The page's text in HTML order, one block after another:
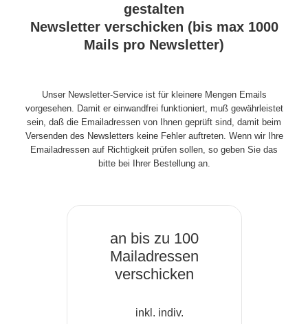
gestalten
Newsletter verschicken (bis max 1000
Mails pro Newsletter)
Unser Newsletter-Service ist für kleinere Mengen Emails
vorgesehen. Damit er einwandfrei funktioniert, muß gewährleistet
sein, daß die Emailadressen von Ihnen geprüft sind, damit beim
Versenden des Newsletters keine Fehler auftreten. Wenn wir Ihre
Emailadressen auf Richtigkeit prüfen sollen, so geben Sie das
bitte bei Ihrer Bestellung an.
an bis zu 100
Mailadressen
verschicken
inkl. indiv.